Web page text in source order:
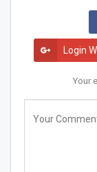
Login
Your